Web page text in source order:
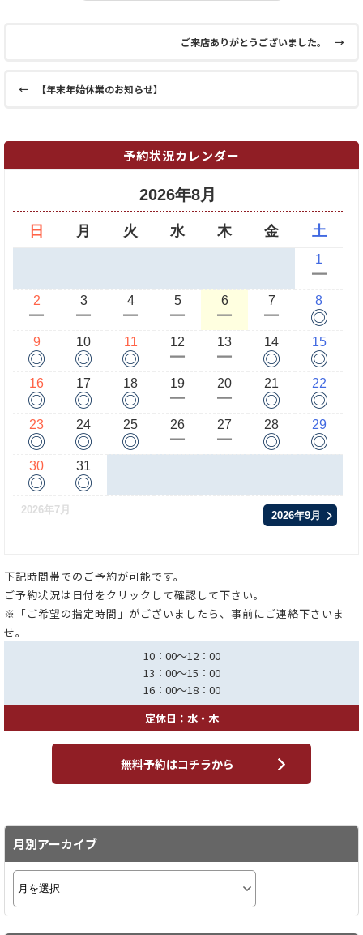
ご来店ありがとうございました。 →
← 【年末年始休業のお知らせ】
予約状況カレンダー
2026年8月
日 月 火 水 木 金 土
1
ー
2
ー
3
ー
4
ー
5
ー
6
ー
7
ー
8
◎
9
◎
10
◎
11
◎
12
ー
13
ー
14
◎
15
◎
16
◎
17
◎
18
◎
19
ー
20
ー
21
◎
22
◎
23
◎
24
◎
25
◎
26
ー
27
ー
28
◎
29
◎
30
◎
31
◎
2026年7月 2026年9月
下記時間帯でのご予約が可能です。
ご予約状況は日付をクリックして確認して下さい。
※「ご希望の指定時間」がございましたら、事前にご連絡下さいま
せ。
10：00～12：00
13：00～15：00
16：00～18：00
定休日：水・木
無料予約はコチラから
月別アーカイブ